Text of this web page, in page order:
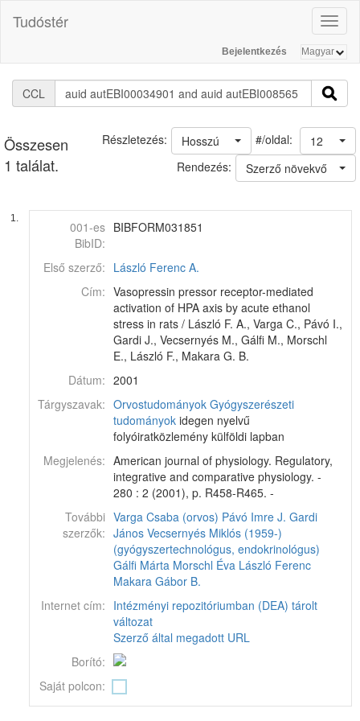
Tudóstér
Bejelentkezés
CCL
Összesen
1 találat.
#/oldal: 12
Hosszú
Részletezés:
Rendezés:
Szerző növekvő
1.
001-es
BibID:
BIBFORM031851
Első szerző: László Ferenc A.
Cím: Vasopressin pressor receptor-mediated
activation of HPA axis by acute ethanol
stress in rats / László F. A., Varga C., Pávó I.,
Gardi J., Vecsernyés M., Gálfi M., Morschl
E., László F., Makara G. B.
Dátum: 2001
Tárgyszavak: Orvostudományok Gyógyszerészeti
tudományok idegen nyelvű
folyóiratközlemény külföldi lapban
Megjelenés: American journal of physiology. Regulatory,
integrative and comparative physiology. -
280 : 2 (2001), p. R458-R465. -
További
szerzők:
Varga Csaba (orvos) Pávó Imre J. Gardi
János Vecsernyés Miklós (1959-)
(gyógyszertechnológus, endokrinológus)
Gálfi Márta Morschl Éva László Ferenc
Makara Gábor B.
Internet cím: Intézményi repozitóriumban (DEA) tárolt
változat
Szerző által megadott URL
Borító:
Saját polcon: